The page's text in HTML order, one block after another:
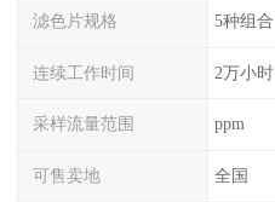
滤色片规格 5种组合
连续工作时间 2万小时
采样流量范围 ppm
可售卖地 全国